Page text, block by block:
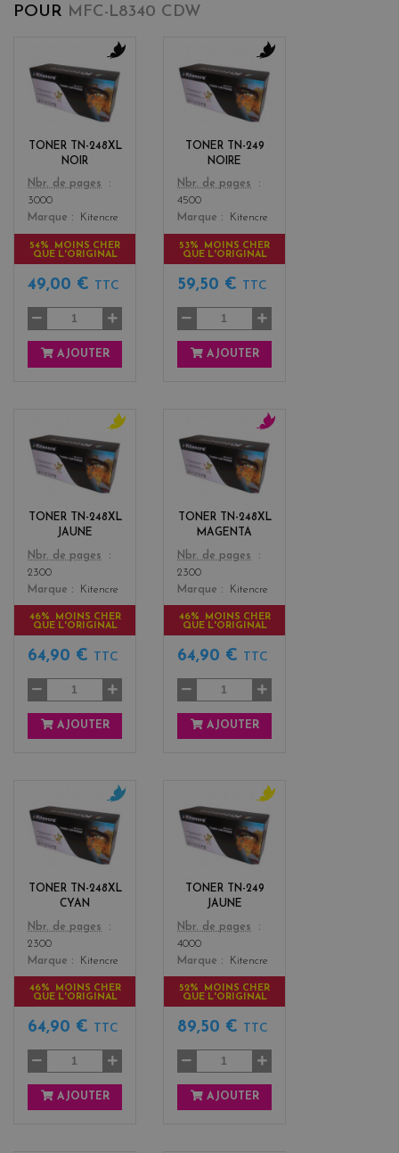
POUR MFC-L8340 CDW
TONER TN-248XL
NOIR
Color
b
l
a
c
k
Nbr. de pages
3000
Marque
Kitencre
54% MOINS CHER
QUE L'ORIGINAL
49,00 € TTC
AJOUTER
TONER TN-249
NOIRE
Color
b
l
a
c
Nbr. de pages
4500
Marque
Kitencre
53% MOINS CHER
QUE L'ORIGINAL
59,50 € TTC
AJOUTER
TONER TN-248XL
JAUNE
Color
y
e
l
l
o
Nbr. de pages
2300
Marque
Kitencre
46% MOINS CHER
QUE L'ORIGINAL
64,90 € TTC
AJOUTER
TONER TN-248XL
MAGENTA
Color
m
a
g
e
n
Nbr. de pages
2300
Marque
Kitencre
46% MOINS CHER
QUE L'ORIGINAL
64,90 € TTC
AJOUTER
TONER TN-248XL
CYAN
Color
c
y
a
n
Nbr. de pages
2300
Marque
Kitencre
46% MOINS CHER
QUE L'ORIGINAL
64,90 € TTC
AJOUTER
TONER TN-249
JAUNE
Color
y
e
l
l
Nbr. de pages
4000
Marque
Kitencre
52% MOINS CHER
QUE L'ORIGINAL
89,50 € TTC
AJOUTER